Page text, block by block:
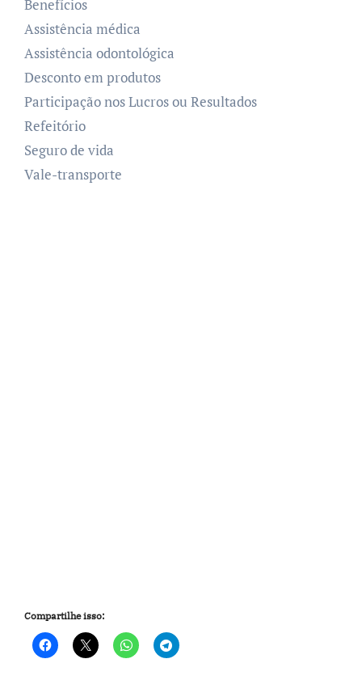
Benefícios
Assistência médica
Assistência odontológica
Desconto em produtos
Participação nos Lucros ou Resultados
Refeitório
Seguro de vida
Vale-transporte
Compartilhe isso: